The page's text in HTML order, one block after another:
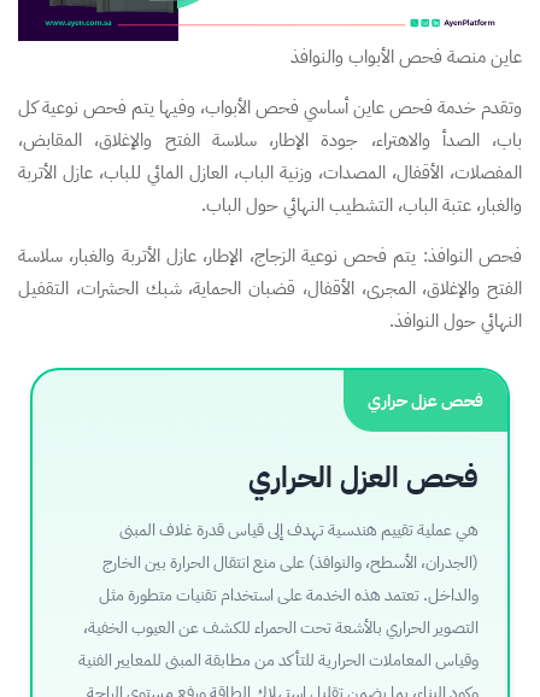
عاين منصة فحص الأبواب والنوافذ
وتقدم خدمة فحص عاين أساسي فحص الأبواب، وفيها يتم فحص نوعية كل
باب، الصدأ والاهتراء، جودة الإطار، سلاسة الفتح والإغلاق، المقابض،
المفصلات، الأقفال، المصدات، وزنية الباب، العازل المائي للباب، عازل الأتربة
والغبار، عتبة الباب، التشطيب النهائي حول الباب.
فحص النوافذ: يتم فحص نوعية الزجاج، الإطار، عازل الأتربة والغبار، سلاسة
الفتح والإغلاق، المجرى، الأقفال، قضبان الحماية، شبك الحشرات، التقفيل
النهائي حول النوافذ.
فحص عزل حراري
فحص العزل الحراري
هي عملية تقييم هندسية تهدف إلى قياس قدرة غلاف المبنى
(الجدران، الأسطح، والنوافذ) على منع انتقال الحرارة بين الخارج
والداخل. تعتمد هذه الخدمة على استخدام تقنيات متطورة مثل
التصوير الحراري بالأشعة تحت الحمراء للكشف عن العيوب الخفية،
وقياس المعاملات الحرارية للتأكد من مطابقة المبنى للمعايير الفنية